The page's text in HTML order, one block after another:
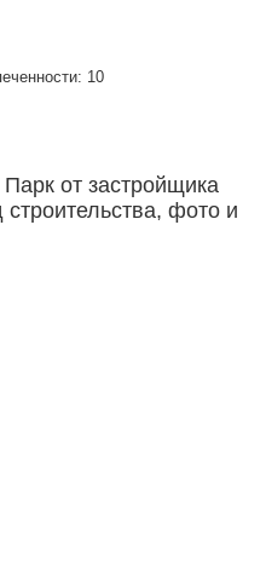
10
от застройщика
фото и